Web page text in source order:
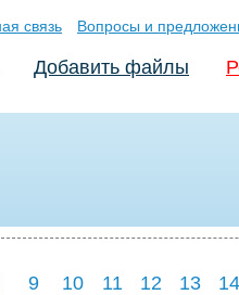
связь Вопросы и
Добавить файлы
9 10 11 12 13 14